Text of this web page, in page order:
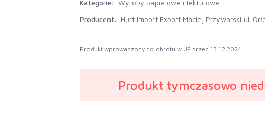
Kategorie: Wyroby papierowe i tekturowe
Producent:
Hurt Import Export Maciej Przywarski ul.
Produkt wprowadzony do obrotu w UE przed 13.12.2024
Produkt tymczasowo